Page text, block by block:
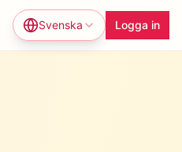
Svenska Logga in